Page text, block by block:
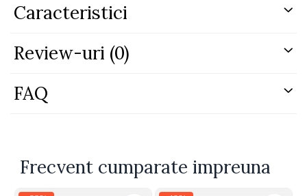
• Include saltea moale si pernuta confortabila
• Protectie laterala impletita in design elegant
• Culoare galben crem cu imprimeu stelute
• Design modern si potrivit pentru camera
• Potrivit pentru utilizare intre 0 si 1 an
Caracteristici
Review-uri (0)
FAQ
Frecvent cumparate impreuna